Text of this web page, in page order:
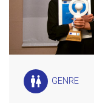
wc GENRE